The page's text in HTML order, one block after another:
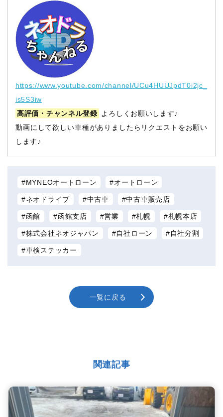
https://www.youtube.com/channel/UCu4HUUJpdT0i2jc_
is5S3iw
高評価・チャンネル登録
よろしくお願いします♪
動画にして欲しい車種がありましたらリクエストをお願い
します♪
MYNEOオートローン オートローン
ネオドライブ 中古車 中古車販売店
函館 函館支店 営業 札幌 札幌本店
株式会社ネオジャパン 自社ローン 自社分割
車検ステッカー
一覧に戻る
関連記事